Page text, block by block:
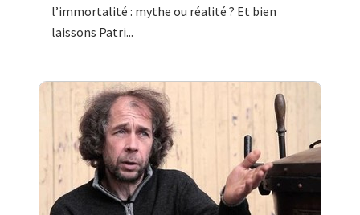
l’immortalité : mythe ou réalité ? Et bien
laissons Patri...